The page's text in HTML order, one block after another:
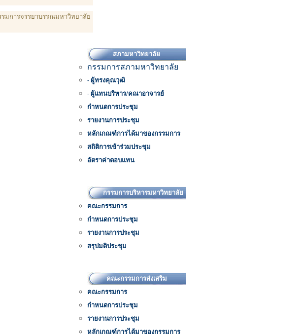
รมการจรรยาบรรณมหาวิทยาลัย
สภามหาวิทยาลัย
กรรมการสภามหาวิทยาลัย
- ผู้ทรงคุณวุฒิ
- ผู้แทนบริหาร/คณาอาจารย์
กำหนดการประชุม
รายงานการประชุม
หลักเกณฑ์การได้มาของกรรมการ
สถิติการเข้าร่วมประชุม
อัตราค่าตอบแทน
กรรมการบริหารมหาวิทยาลัย
คณะกรรมการ
กำหนดการประชุม
รายงานการประชุม
สรุปมติประชุม
คณะกรรมการส่งเสริม
คณะกรรมการ
กำหนดการประชุม
รายงานการประชุม
หลักเกณฑ์การได้มาของกรรมการ